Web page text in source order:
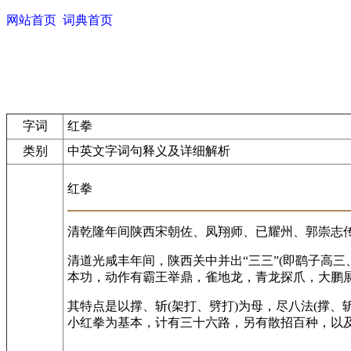
网站首页 词典首页
字词
红拳
类别
中英文字词句释义及详细解析
红拳
清乾隆年间陕西宋朝佐、凤翔师、已耀州、郭崇志
清道光咸丰年间，陕西关中并出“三三”(即鹞子高
本功，动作有霸王举鼎，雀地龙，青龙探爪，大鹏
其特点是以撑、斩(架打、劈打)为母，尽八法(撑
小红拳为基本，计有三十六路，另有散招百种，以